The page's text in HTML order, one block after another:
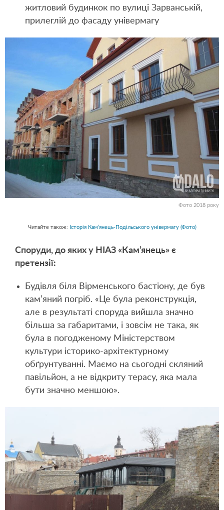
житловий будинкок по вулиці Зарванській,
прилеглій до фасаду універмагу
Фото 2018 року
Читайте також: Історія Кам’янець-Подільського універмагу (Фото)
Споруди, до яких у НІАЗ «Кам’янець» є
претензії:
Будівля біля Вірменського бастіону, де був
кам’яний погріб. «Це була реконструкція,
але в результаті споруда вийшла значно
більша за габаритами, і зовсім не така, як
була в погодженому Міністерством
культури історико-архітектурному
обґрунтуванні. Маємо на сьогодні скляний
павільйон, а не відкриту терасу, яка мала
бути значно меншою».